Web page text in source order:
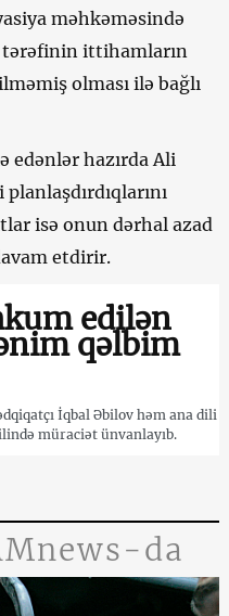
məhkəməsində
ittihamların
olması ilə bağlı
edənlər hazırda Ali
isə onun dərhal azad
etdirir.
edilən
qəlbim
İqbal Əbilov həm ana dili
müraciət ünvanlayıb.
da